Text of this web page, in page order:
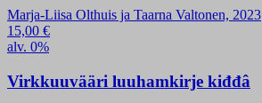
Marja-Liisa Olthuis ja Taarna Valtonen, 2023
15,00 €
alv. 0%
Virkkuuvääri luuhamkirje kiđđâ